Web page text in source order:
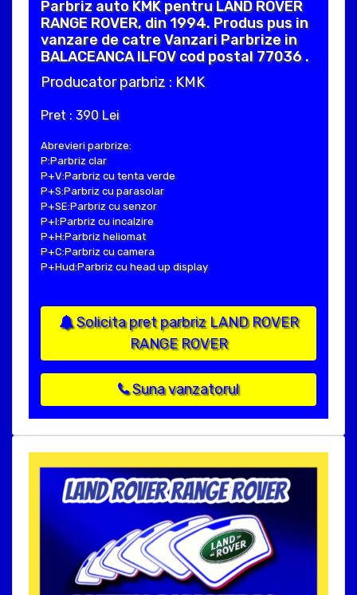
Parbriz auto KMK pentru LAND ROVER
RANGE ROVER, din 1994. Produs pus in
vanzare de catre Vanzari Parbrize in
BALACEANCA ILFOV cod postal 77036 .
Producator parbriz : KMK
Pret : 390 Lei
Abrevieri parbrize:
P:Parbriz clar
P+V:Parbriz cu tenta verde
P+S:Parbriz cu parasolar
P+SE:Parbriz cu senzor
P+I:Parbriz cu incalzire
P+H:Parbriz heliomat
P+C:Parbriz cu camera
P+Hud:Parbriz cu head up display
Solicita pret parbriz LAND ROVER
RANGE ROVER
Suna vanzatorul